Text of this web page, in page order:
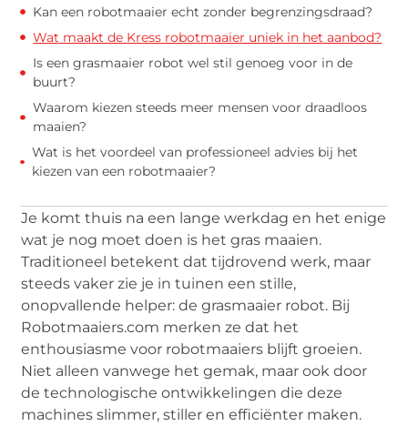
Kan een robotmaaier echt zonder begrenzingsdraad?
Wat maakt de Kress robotmaaier uniek in het aanbod?
Is een grasmaaier robot wel stil genoeg voor in de
buurt?
Waarom kiezen steeds meer mensen voor draadloos
maaien?
Wat is het voordeel van professioneel advies bij het
kiezen van een robotmaaier?
Je komt thuis na een lange werkdag en het enige
wat je nog moet doen is het gras maaien.
Traditioneel betekent dat tijdrovend werk, maar
steeds vaker zie je in tuinen een stille,
onopvallende helper: de grasmaaier robot. Bij
Robotmaaiers.com merken ze dat het
enthousiasme voor robotmaaiers blijft groeien.
Niet alleen vanwege het gemak, maar ook door
de technologische ontwikkelingen die deze
machines slimmer, stiller en efficiënter maken.